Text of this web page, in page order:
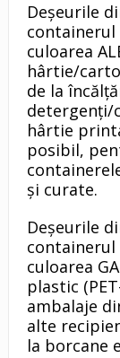
Deșeurile
culoarea
hârtie/
de la
detergenți/
hârtie
posibil,
și curate.
Deșeurile
culoarea
plastic
ambalaje
alte
la borcane